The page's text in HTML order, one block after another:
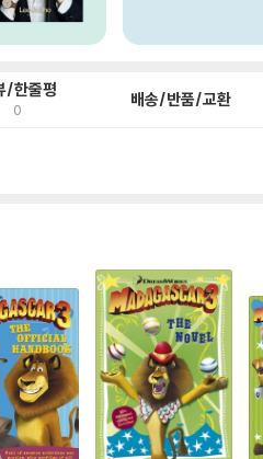
/한줄평
0 배송/반품/교환